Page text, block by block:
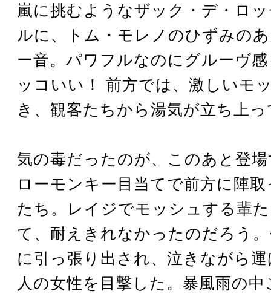
嵐に挑むようなザック・デ・ロ
ルに、トム・モレノのひずみの
ー音。パワフルなのにグルーヴ
ッコいい！ 前方では、激しいモ
き、観客たちから湯気が立ち上
気の毒だったのが、このあと登
ローモンキー目当てで前方に陣
たち。レイジでモッシュする輩
て、耐えきれなかったのだろう
に引っ張り出され、泣きながら
人の女性を目撃した。暴風雨の